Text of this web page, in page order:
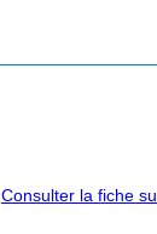
Consulter la fiche